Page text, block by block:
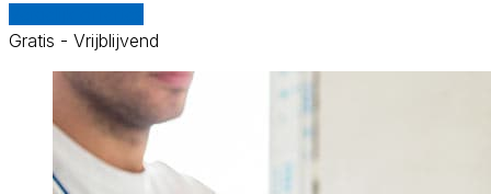
Gratis - Vrijblijvend